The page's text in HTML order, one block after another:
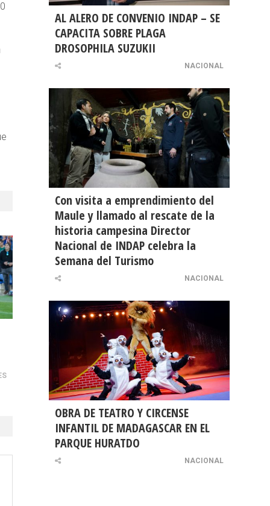
AL ALERO DE CONVENIO INDAP – SE
CAPACITA SOBRE PLAGA
DROSOPHILA SUZUKII
NACIONAL
Con visita a emprendimiento del
Maule y llamado al rescate de la
historia campesina Director
Nacional de INDAP celebra la
Semana del Turismo
NACIONAL
OBRA DE TEATRO Y CIRCENSE
INFANTIL DE MADAGASCAR EN EL
PARQUE HURATDO
NACIONAL